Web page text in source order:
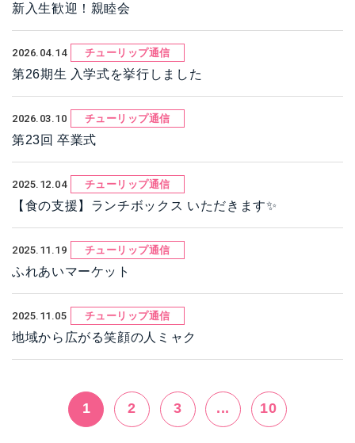
新入生歓迎！親睦会
2026.04.14 チューリップ通信
第26期生 入学式を挙行しました
2026.03.10 チューリップ通信
第23回 卒業式
2025.12.04 チューリップ通信
【食の支援】ランチボックス いただきます✨
2025.11.19 チューリップ通信
ふれあいマーケット
2025.11.05 チューリップ通信
地域から広がる笑顔の人ミャク
1 2 3 ... 10